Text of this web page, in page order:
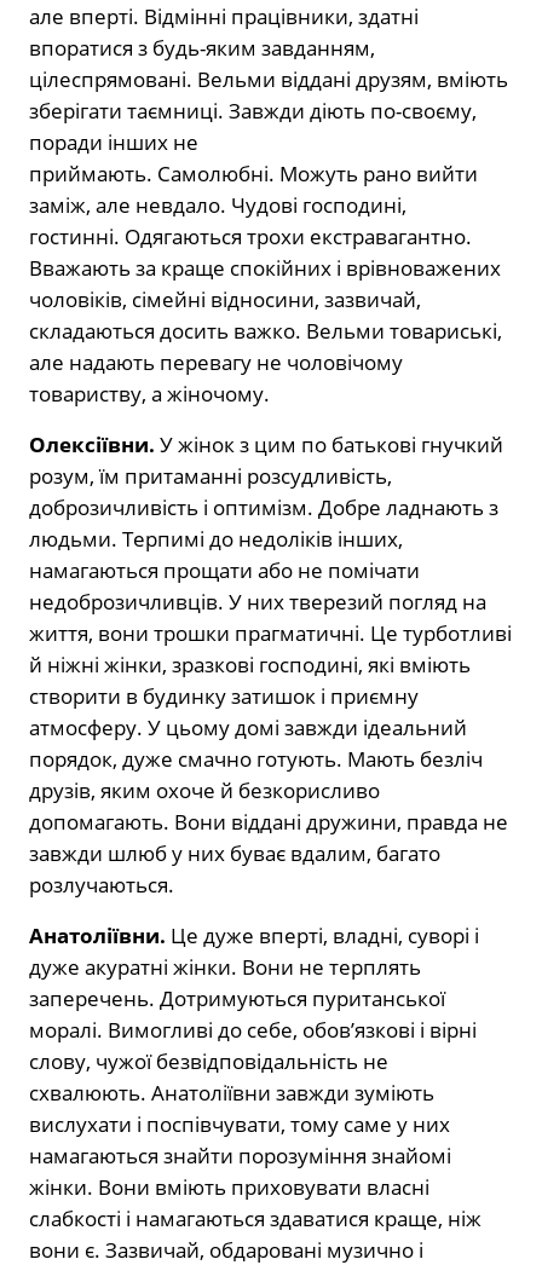
але вперті. Відмінні працівники, здатні
впоратися з будь-яким завданням,
цілеспрямовані. Вельми віддані друзям, вміють
зберігати таємниці. Завжди діють по-своєму,
поради інших не
приймають. Самолюбні. Можуть рано вийти
заміж, але невдало. Чудові господині,
гостинні. Одягаються трохи екстравагантно.
Вважають за краще спокійних і врівноважених
чоловіків, сімейні відносини, зазвичай,
складаються досить важко. Вельми товариські,
але надають перевагу не чоловічому
товариству, а жіночому.
Олексіївни. У жінок з цим по батькові гнучкий
розум, їм притаманні розсудливість,
доброзичливість і оптимізм. Добре ладнають з
людьми. Терпимі до недоліків інших,
намагаються прощати або не помічати
недоброзичливців. У них тверезий погляд на
життя, вони трошки прагматичні. Це турботливі
й ніжні жінки, зразкові господині, які вміють
створити в будинку затишок і приємну
атмосферу. У цьому домі завжди ідеальний
порядок, дуже смачно готують. Мають безліч
друзів, яким охоче й безкорисливо
допомагають. Вони віддані дружини, правда не
завжди шлюб у них буває вдалим, багато
розлучаються.
Анатоліївни. Це дуже вперті, владні, суворі і
дуже акуратні жінки. Вони не терплять
заперечень. Дотримуються пуританської
моралі. Вимогливі до себе, обов’язкові і вірні
слову, чужої безвідповідальність не
схвалюють. Анатоліївни завжди зуміють
вислухати і поспівчувати, тому саме у них
намагаються знайти порозуміння знайомі
жінки. Вони вміють приховувати власні
слабкості і намагаються здаватися краще, ніж
вони є. Зазвичай, обдаровані музично і